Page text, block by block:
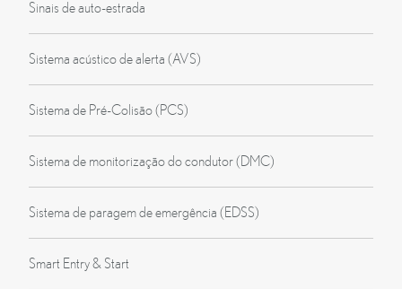
Sinais de auto-estrada
Sistema acústico de alerta (AVS)
Sistema de Pré-Colisão (PCS)
Sistema de monitorização do condutor (DMC)
Sistema de paragem de emergência (EDSS)
Smart Entry & Start